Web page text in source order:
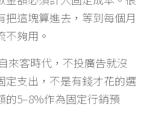
把這塊算進去，等到每個月
不夠用。
來客時代，不投廣告就沒
定支出，不是有錢才花的選
的5–8%作為固定行銷預